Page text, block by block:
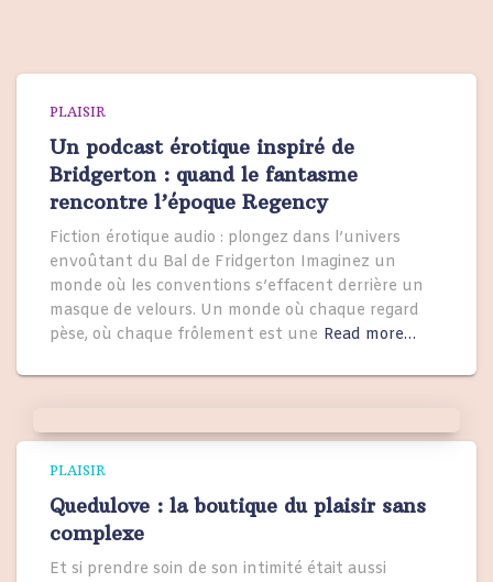
PLAISIR
Un podcast érotique inspiré de
Bridgerton : quand le fantasme
rencontre l’époque Regency
Fiction érotique audio : plongez dans l’univers
envoûtant du Bal de Fridgerton Imaginez un
monde où les conventions s’effacent derrière un
masque de velours. Un monde où chaque regard
pèse, où chaque frôlement est une Read more…
PLAISIR
Quedulove : la boutique du plaisir sans
complexe
Et si prendre soin de son intimité était aussi